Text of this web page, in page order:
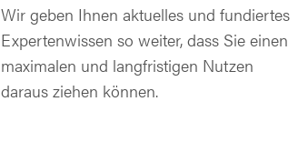
Wir geben Ihnen aktuelles und fundiertes
Expertenwissen so weiter, dass Sie einen
maximalen und langfristigen Nutzen
daraus ziehen können.